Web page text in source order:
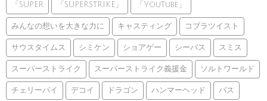
「SUPER 「SUPERSTRIKE」 「YouTube」
みんなの想いを大きな力に キャスティング コブラツイスト
サウスタイムス シミケン ショアゲー シーバス スミス
スーパーストライク スーパーストライク義援金 ソルトワールド
チェリーパイ デコイ ドラゴン ハンマーヘッド バス